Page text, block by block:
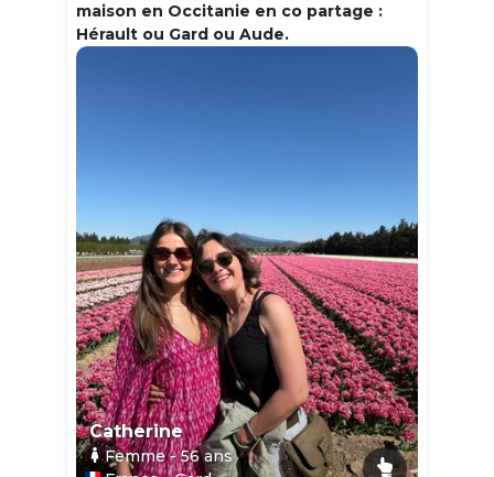
maison en Occitanie en co partage :
Hérault ou Gard ou Aude.
Catherine
Femme- 56ans